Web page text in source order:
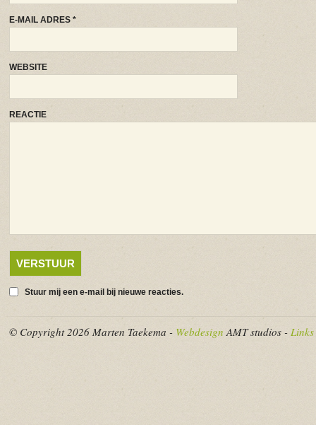
E-MAIL ADRES *
WEBSITE
REACTIE
Stuur mij een e-mail bij nieuwe reacties.
© Copyright 2026 Marten Taekema - Webdesign AMT studios - Links